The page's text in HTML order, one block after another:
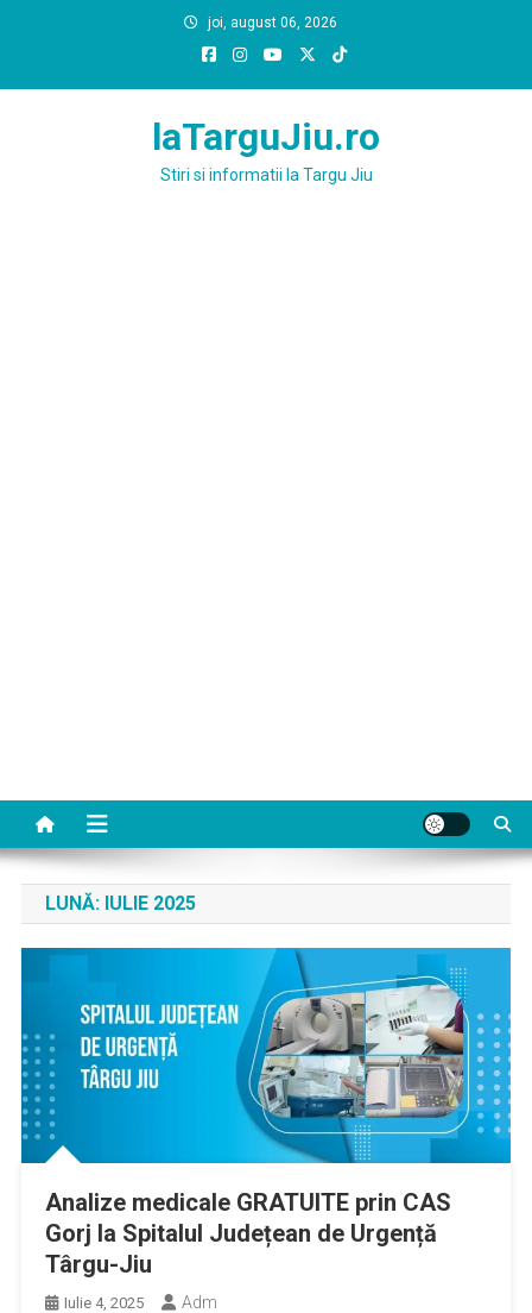
joi, august 06, 2026
laTarguJiu.ro
Stiri si informatii la Targu Jiu
LUNĂ: IULIE 2025
Analize medicale GRATUITE prin CAS
Gorj la Spitalul Județean de Urgență
Târgu-Jiu
Iulie 4, 2025 Adm